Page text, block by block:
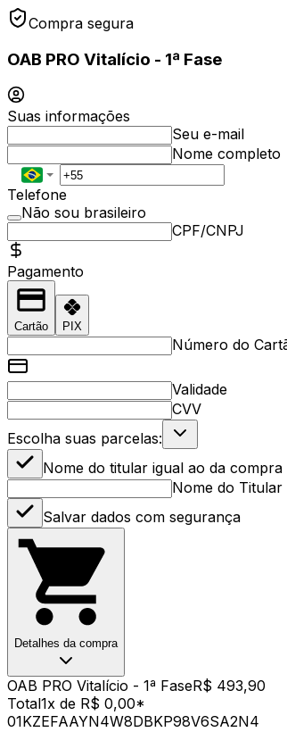
Compra segura
OAB PRO Vitalício - 1ª Fase
Suas informações
Seu e-mail
Nome completo
Telefone
Não sou brasileiro
CPF/CNPJ
Pagamento
Cartão PIX
Número do
Validade
CVV
Escolha suas parcelas:
Nome do titular igual ao da compra
Nome do Titular
Salvar dados com segurança
Detalhes da compra
OAB PRO Vitalício - 1ª FaseR$ 493,90
Total1x de R$ 0,00*
01KZEFAAYN4W8DBKP98V6SA2N4